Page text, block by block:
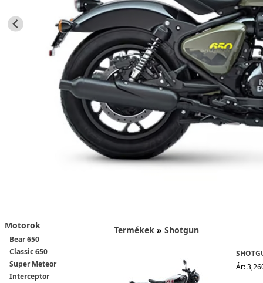
Motorok
Bear 650
Classic 650
Super Meteor
Interceptor
Termékek » Shotgun
Ár: